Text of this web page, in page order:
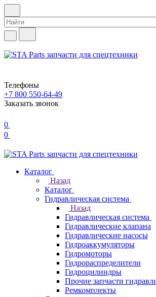
Телефоны
+7 800 550-64-49
Заказать звонок
0
0
Каталог
Назад
Каталог
Гидравлическая система
Назад
Гидравлическая система
Гидравлические клапана
Гидравлические насосы
Гидроаккумуляторы
Гидромоторы
Гидрораспределители
Гидроцилиндры
Прочие запчасти
Ремкомплекты